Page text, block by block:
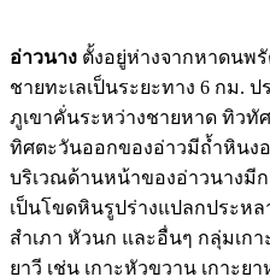
อ่าวนาง ตั้งอยู่ห่างจากหาดนพ
ชายทะเลเป็นระยะทาง 6 กม.
ภูเขาคั่นระหว่างชายหาด ทิวทั
ทิศตะวันออกของอ่าวมีถ้ำหินง
บริเวณด้านหน้าของอ่าวนางมีก
เป็นโขดหินรูปร่างแปลกประหล
สำเภา หัวนก และอื่นๆ กลุ่มเก
ยาวี เช่น เกาะหัวขวาน เกาะย